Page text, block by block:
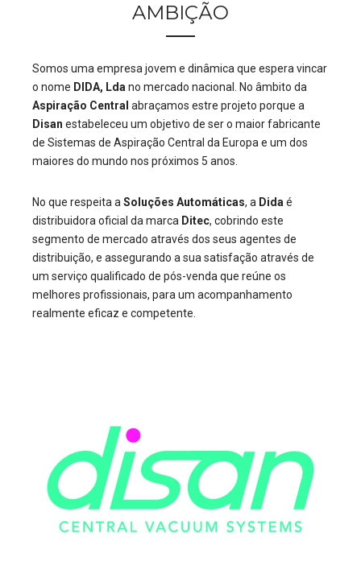
AMBIÇÃO
Somos uma empresa jovem e dinâmica que espera vincar
o nome DIDA, Lda no mercado nacional. No âmbito da
Aspiração Central abraçamos estre projeto porque a
Disan estabeleceu um objetivo de ser o maior fabricante
de Sistemas de Aspiração Central da Europa e um dos
maiores do mundo nos próximos 5 anos.
No que respeita a Soluções Automáticas, a Dida é
distribuidora oficial da marca Ditec, cobrindo este
segmento de mercado através dos seus agentes de
distribuição, e assegurando a sua satisfação através de
um serviço qualificado de pós-venda que reúne os
melhores profissionais, para um acompanhamento
realmente eficaz e competente.